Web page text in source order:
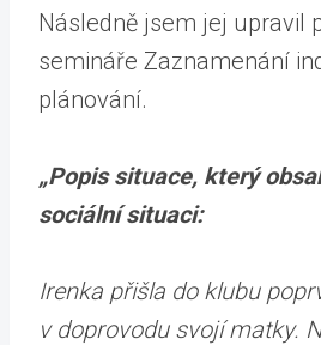
Následně jsem jej upravil
semináře Zaznamenání
plánování.
„Popis situace, který
sociální situaci:
Irenka přišla do klubu
v doprovodu svojí matky.